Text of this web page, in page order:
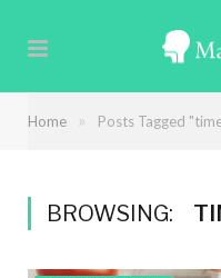
Home » Posts Tagged
BROWSING: